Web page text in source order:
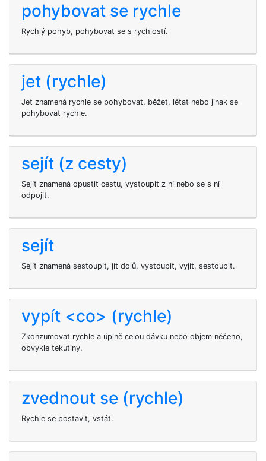
pohybovat se rychle
Rychlý pohyb, pohybovat se s rychlostí.
jet (rychle)
Jet znamená rychle se pohybovat, běžet, létat nebo jinak se
pohybovat rychle.
sejít (z cesty)
Sejít znamená opustit cestu, vystoupit z ní nebo se s ní
odpojit.
sejít
Sejít znamená sestoupit, jít dolů, vystoupit, vyjít, sestoupit.
vypít <co> (rychle)
Zkonzumovat rychle a úplně celou dávku nebo objem něčeho,
obvykle tekutiny.
zvednout se (rychle)
Rychle se postavit, vstát.